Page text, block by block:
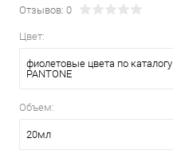
Отзывов: 0
Цвет:
фиолетовые цвета по каталогу
PANTONE
Объем:
20мл